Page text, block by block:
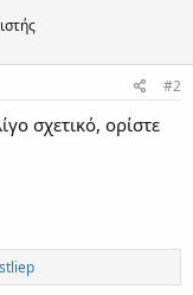
#2
σχετικό, ορίστε
stliep